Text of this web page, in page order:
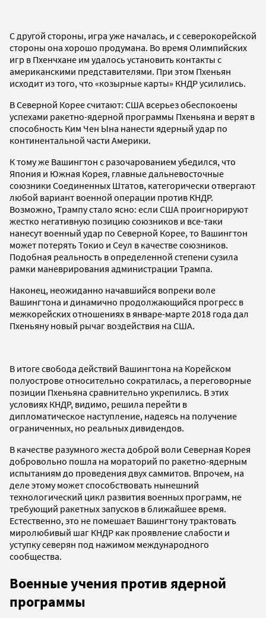
С другой стороны, игра уже началась, и с северокорейской
стороны она хорошо продумана. Во время Олимпийских
игр в Пхенчхане им удалось установить контакты с
американскими представителями. При этом Пхеньян
исходит из того, что «козырные карты» КНДР усилились.
В Северной Корее считают: США всерьез обеспокоены
успехами ракетно-ядерной программы Пхеньяна и верят в
способность Ким Чен Ына нанести ядерный удар по
континентальной части Америки.
К тому же Вашингтон с разочарованием убедился, что
Япония и Южная Корея, главные дальневосточные
союзники Соединенных Штатов, категорически отвергают
любой вариант военной операции против КНДР.
Возможно, Трампу стало ясно: если США проигнорируют
жестко негативную позицию союзников и все-таки
нанесут военный удар по Северной Корее, то Вашингтон
может потерять Токио и Сеул в качестве союзников.
Подобная реальность в определенной степени сузила
рамки маневрирования администрации Трампа.
Наконец, неожиданно начавшийся вопреки воле
Вашингтона и динамично продолжающийся прогресс в
межкорейских отношениях в январе-марте 2018 года дал
Пхеньяну новый рычаг воздействия на США.
В итоге свобода действий Вашингтона на Корейском
полуострове относительно сократилась, а переговорные
позиции Пхеньяна сравнительно укрепились. В этих
условиях КНДР, видимо, решила перейти в
дипломатическое наступление, надеясь на получение
ограниченных, но реальных дивидендов.
В качестве разумного жеста доброй воли Северная Корея
добровольно пошла на мораторий по ракетно-ядерным
испытаниям до проведения двух саммитов. Впрочем, на
деле этому может способствовать нынешний
технологический цикл развития военных программ, не
требующий ракетных запусков в ближайшее время.
Естественно, это не помешает Вашингтону трактовать
миролюбивый шаг КНДР как проявление слабости и
уступку северян под нажимом международного
сообщества.
Военные учения против ядерной
программы